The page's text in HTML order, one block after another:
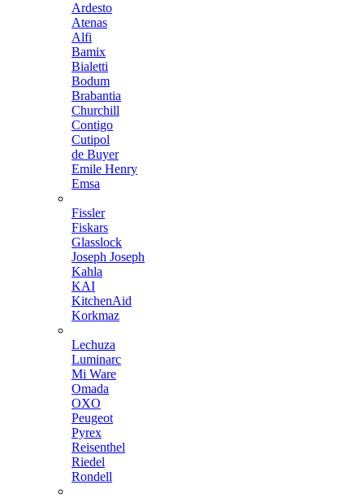
Ardesto
Atenas
Alfi
Bamix
Bialetti
Bodum
Brabantia
Churchill
Contigo
Cutipol
de Buyer
Emile Henry
Emsa
Fissler
Fiskars
Glasslock
Joseph Joseph
Kahla
KAI
KitchenAid
Korkmaz
Lechuza
Luminarc
Mi Ware
Omada
OXO
Peugeot
Pyrex
Reisenthel
Riedel
Rondell